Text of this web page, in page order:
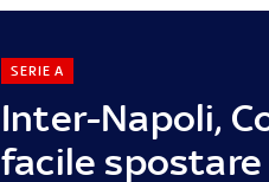
Inter-Napoli,
facile spostare
SERIE A